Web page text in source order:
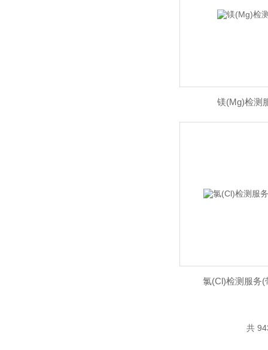
镁(Mg)检测
氯(Cl)检测服务(
共